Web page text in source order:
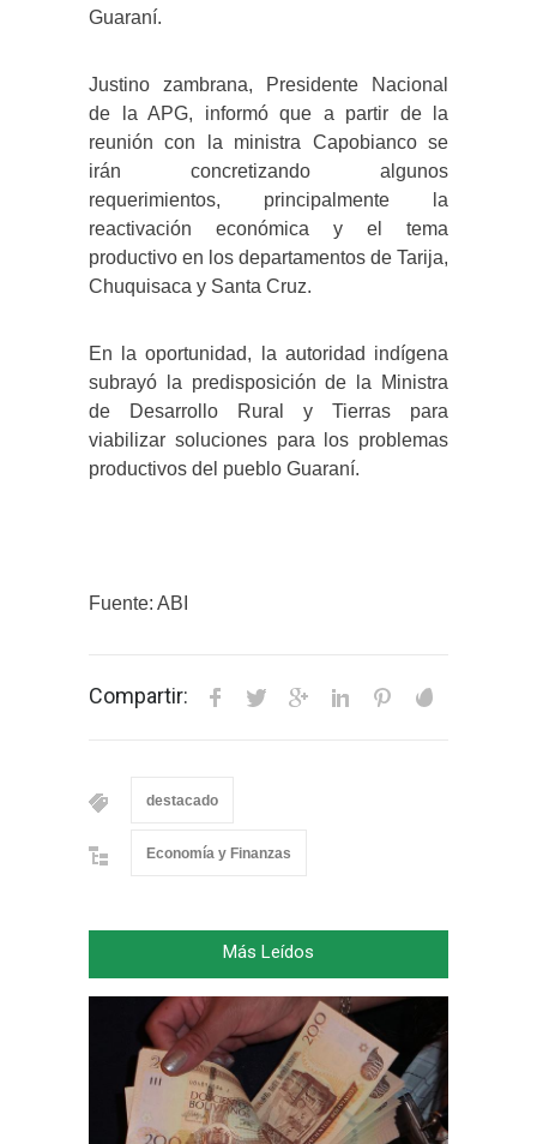
Guaraní.
Justino zambrana, Presidente Nacional
de la APG, informó que a partir de la
reunión con la ministra Capobianco se
irán concretizando algunos
requerimientos, principalmente la
reactivación económica y el tema
productivo en los departamentos de Tarija,
Chuquisaca y Santa Cruz.
En la oportunidad, la autoridad indígena
subrayó la predisposición de la Ministra
de Desarrollo Rural y Tierras para
viabilizar soluciones para los problemas
productivos del pueblo Guaraní.
Fuente: ABI
Compartir:
destacado
Economía y Finanzas
Más Leídos